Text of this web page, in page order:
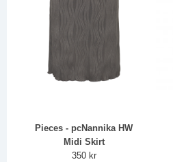
Pieces - pcNannika HW
Midi Skirt
350 kr